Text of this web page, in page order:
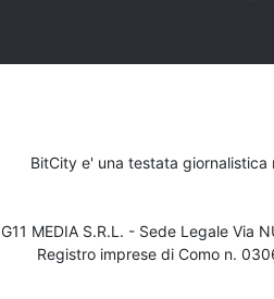
BitCity e' una testata
G11 MEDIA S.R.L. - Sede Legale Via
Registro imprese di Como n.